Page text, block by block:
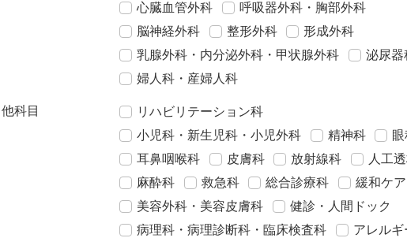
心臓血管外科
呼吸器外科・胸部外科
脳神経外科
整形外科
形成外科
乳腺外科・内分泌外科・甲状腺外科
泌尿器
婦人科・産婦人科
他科目
リハビリテーション科
小児科・新生児科・小児外科
精神科
耳鼻咽喉科
皮膚科 放射線科
人工
麻酔科
救急科 総合診療科
緩和ケ
美容外科・美容皮膚科
健診・人間ドック
病理科・病理診断科・臨床検査科
アレルギ